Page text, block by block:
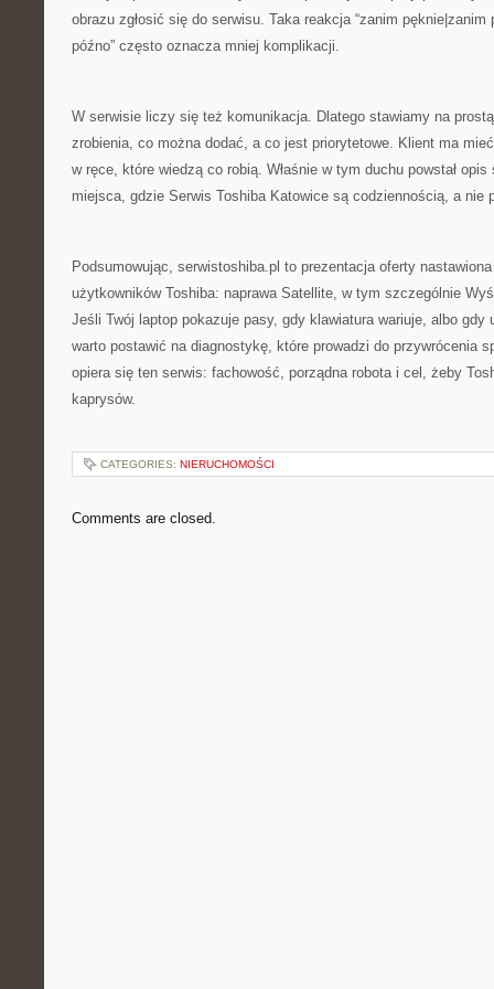
obrazu zgłosić się do serwisu. Taka reakcja “zanim pęknie|zanim
późno” często oznacza mniej komplikacji.
W serwisie liczy się też komunikacja. Dlatego stawiamy na
zrobienia, co można dodać, a co jest priorytetowe. Klient ma
w ręce, które wiedzą co robią. Właśnie w tym duchu powstał
miejsca, gdzie Serwis Toshiba Katowice są codziennością, a nie
Podsumowując, serwistoshiba.pl to prezentacja oferty
użytkowników Toshiba: naprawa Satellite, w tym szczególnie
Jeśli Twój laptop pokazuje pasy, gdy klawiatura wariuje, albo gdy
warto postawić na diagnostykę, które prowadzi do przywrócenia
opiera się ten serwis: fachowość, porządna robota i cel, żeby
kaprysów.
CATEGORIES: NIERUCHOMOŚCI
Comments are closed.